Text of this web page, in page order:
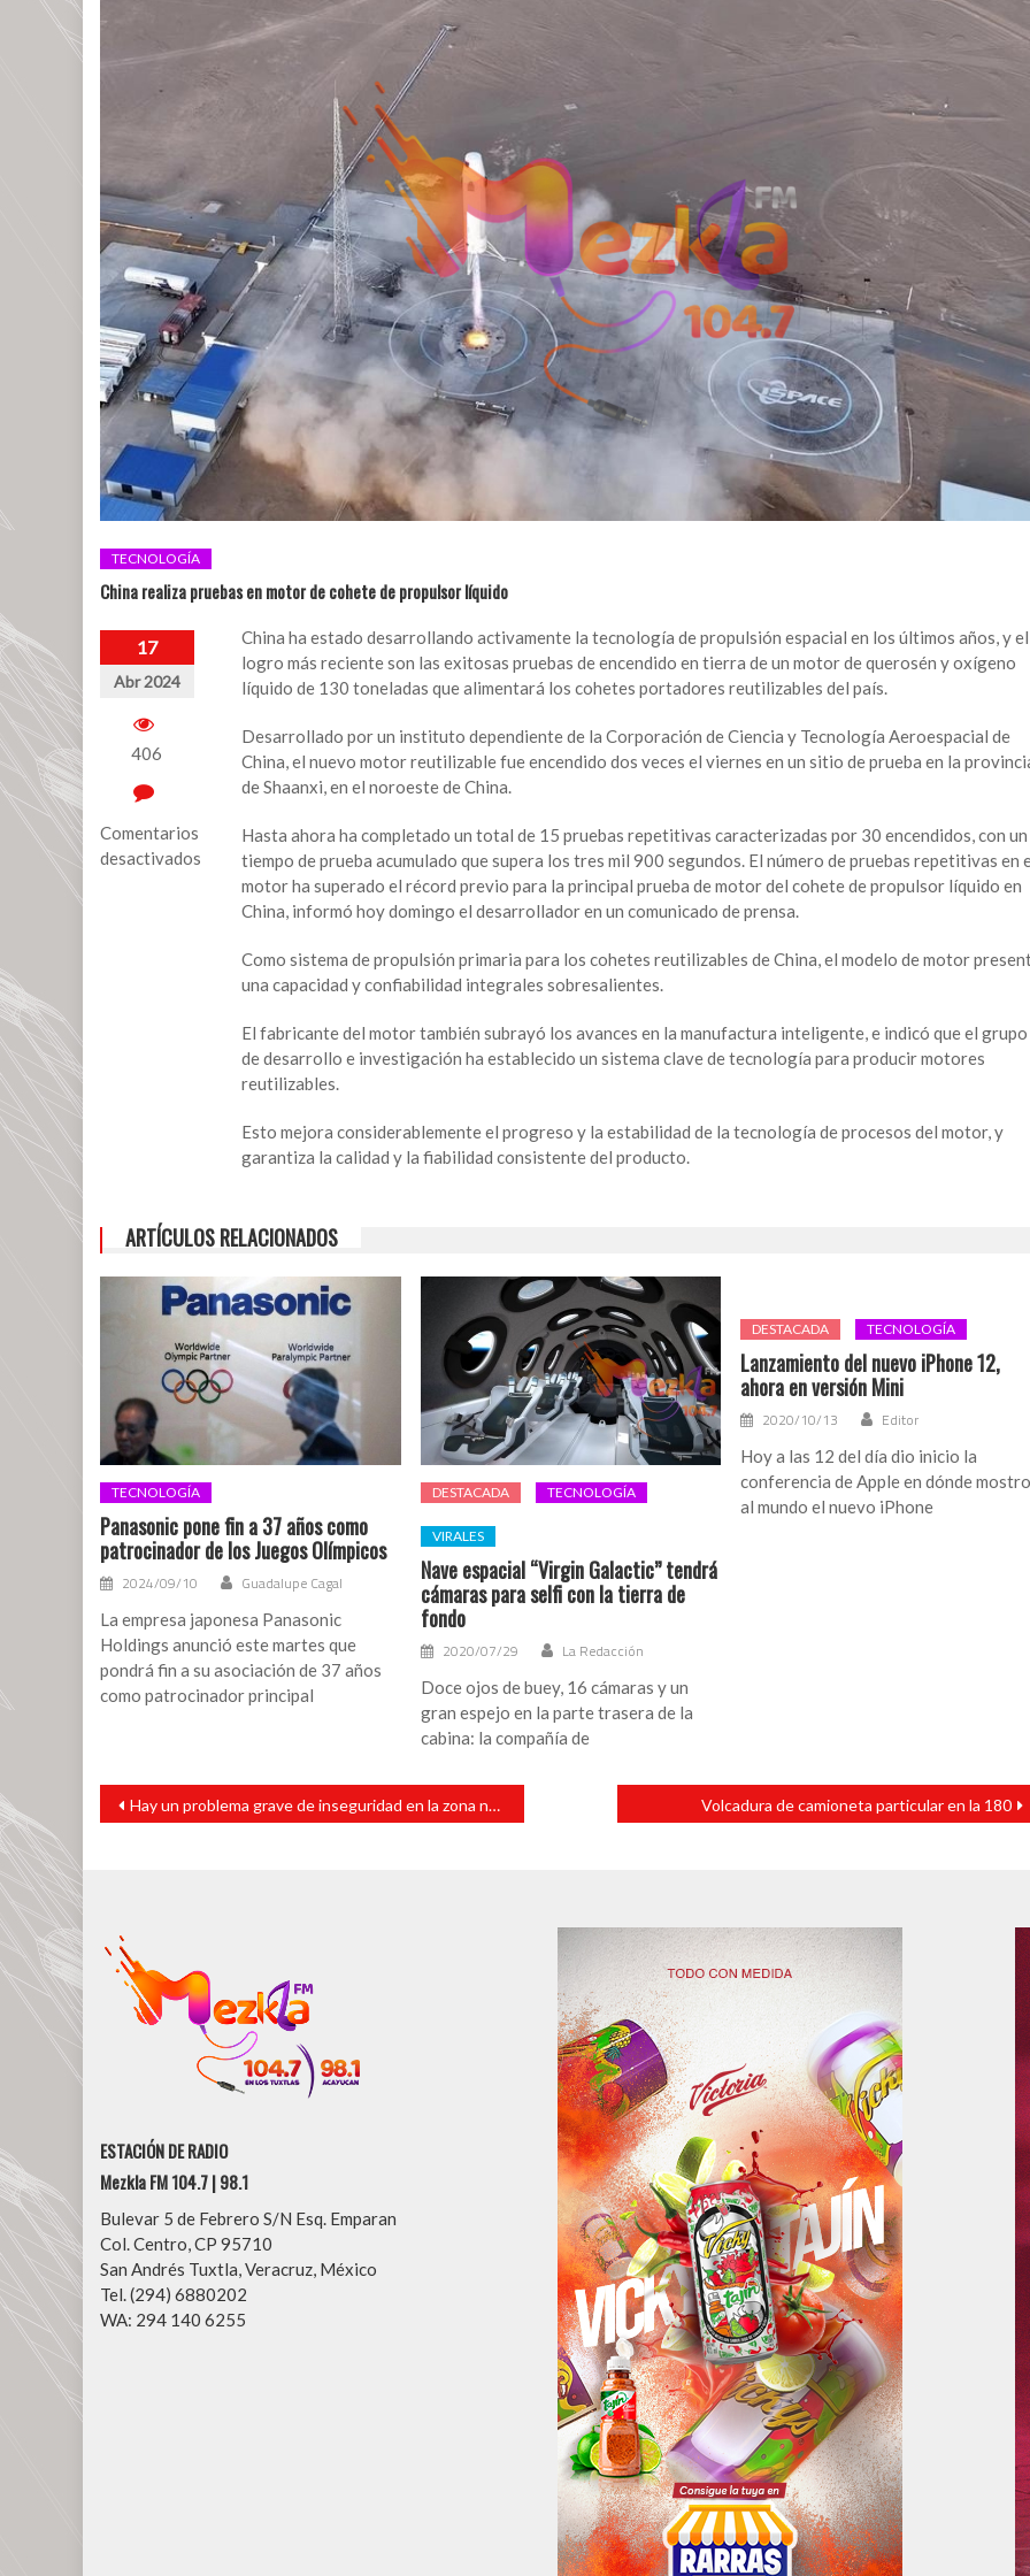
TECNOLOGÍA
China realiza pruebas en motor de cohete de propulsor líquido
17
Abr 2024
406
Comentarios
desactivados
China ha estado desarrollando activamente la tecnología de propulsión espacial en los últimos años, y el
logro más reciente son las exitosas pruebas de encendido en tierra de un motor de querosén y oxígeno
líquido de 130 toneladas que alimentará los cohetes portadores reutilizables del país.
Desarrollado por un instituto dependiente de la Corporación de Ciencia y Tecnología Aeroespacial de
China, el nuevo motor reutilizable fue encendido dos veces el viernes en un sitio de prueba en la
de Shaanxi, en el noroeste de China.
Hasta ahora ha completado un total de 15 pruebas repetitivas caracterizadas por 30 encendidos, con un
tiempo de prueba acumulado que supera los tres mil 900 segundos. El número de pruebas repetitivas en
motor ha superado el récord previo para la principal prueba de motor del cohete de propulsor líquido en
China, informó hoy domingo el desarrollador en un comunicado de prensa.
Como sistema de propulsión primaria para los cohetes reutilizables de China, el modelo de motor
una capacidad y confiabilidad integrales sobresalientes.
El fabricante del motor también subrayó los avances en la manufactura inteligente, e indicó que el grupo
de desarrollo e investigación ha establecido un sistema clave de tecnología para producir motores
reutilizables.
Esto mejora considerablemente el progreso y la estabilidad de la tecnología de procesos del motor, y
garantiza la calidad y la fiabilidad consistente del producto.
ARTÍCULOS RELACIONADOS
TECNOLOGÍA
Panasonic pone fin a 37 años como
patrocinador de los Juegos Olímpicos
2024/09/10 Guadalupe Cagal
La empresa japonesa Panasonic
Holdings anunció este martes que
pondrá fin a su asociación de 37 años
como patrocinador principal
DESTACADA TECNOLOGÍA
VIRALES
Nave espacial “Virgin Galactic” tendrá
cámaras para selfi con la tierra de
fondo
2020/07/29 La Redacción
Doce ojos de buey, 16 cámaras y un
gran espejo en la parte trasera de la
cabina: la compañía de
DESTACADA TECNOLOGÍA
Lanzamiento del nuevo iPhone 12,
ahora en versión Mini
2020/10/13 Editor
Hoy a las 12 del día dio inicio la
conferencia de Apple en dónde
al mundo el nuevo iPhone
Navegación
entradas
Hay un problema grave de inseguridad en la zona norte y sur de Veracruz: Yunes Márquez Volcadura de camioneta particular en la 180
ESTACIÓN DE RADIO
Mezkla FM 104.7 | 98.1
Bulevar 5 de Febrero S/N Esq. Emparan
Col. Centro, CP 95710
San Andrés Tuxtla, Veracruz, México
Tel. (294) 6880202
WA: 294 140 6255